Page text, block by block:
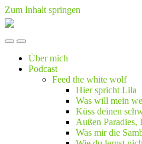
Zum Inhalt springen
lilascheyer.com
Mobil-
umschalten
Suchfeld
umschalten
Über mich
Podcast
Feed the white wolf
Hier spricht Lila
Was will mein
Küss deinen
Außen Paradies,
Was mir die